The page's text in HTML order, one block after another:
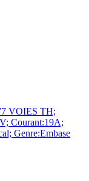
VOIES TH;
Courant:19A;
Genre:Embase